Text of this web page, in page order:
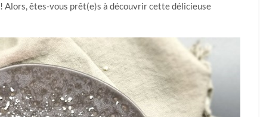
! Alors, êtes-vous prêt(e)s à découvrir cette délicieuse